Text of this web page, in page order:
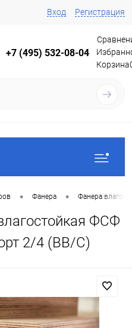
Вход Регистрация
+7 (495) 532-08-04
Корзина
• Фанера • Фанера
ФСФ
2/4 (ВВ/C)